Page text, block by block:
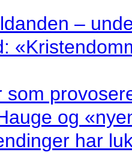
–
som
og
har